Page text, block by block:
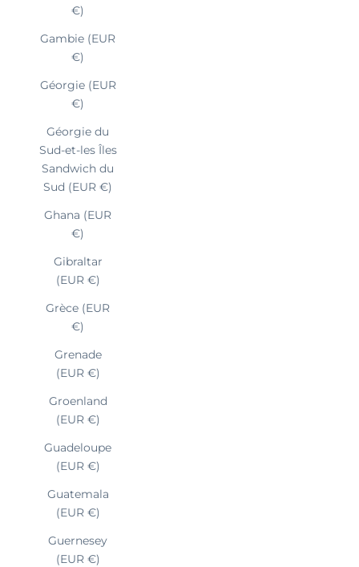
€)
Gambie (EUR
€)
Géorgie (EUR
€)
Géorgie du
Sud-et-les Îles
Sandwich du
Sud (EUR €)
Ghana (EUR
€)
Gibraltar
(EUR €)
Grèce (EUR
€)
Grenade
(EUR €)
Groenland
(EUR €)
Guadeloupe
(EUR €)
Guatemala
(EUR €)
Guernesey
(EUR €)